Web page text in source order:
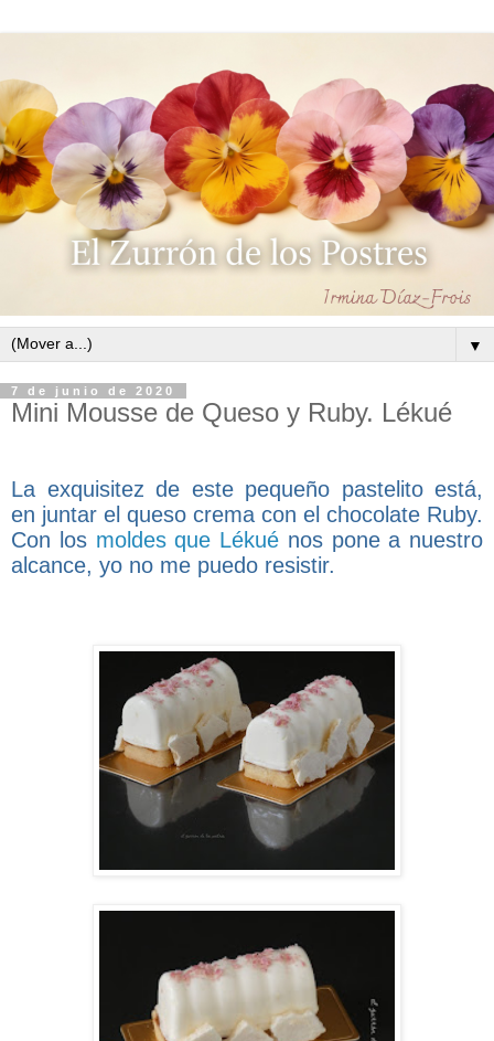
▼
7 de junio de 2020
Mini Mousse de Queso y Ruby. Lékué
La exquisitez de este pequeño pastelito está,
en juntar el queso crema con el chocolate Ruby.
Con los moldes que Lékué nos pone a nuestro
alcance, yo no me puedo resistir.